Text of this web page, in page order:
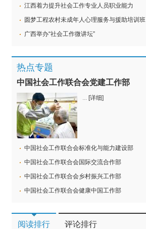
江西着力提升社会工作专业人员职业能力
圆梦工程农村未成年人心理服务与援助培训班
广西举办“社会工作微讲坛”
热点专题
中国社会工作联合会党建工作部
... [详细]
中国社会工作联合会标准化与能力建设部
中国社会工作联合会国际交流合作部
中国社会工作联合会乡村振兴工作部
中国社会工作联合会健康中国工作部
阅读排行 评论排行